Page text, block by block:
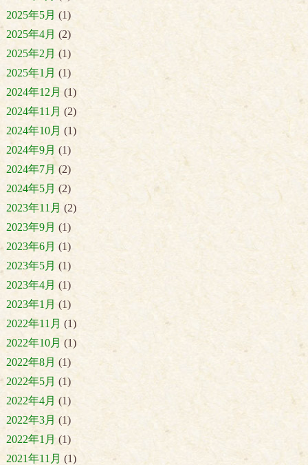
2025年5月 (1)
2025年4月 (2)
2025年2月 (1)
2025年1月 (1)
2024年12月 (1)
2024年11月 (2)
2024年10月 (1)
2024年9月 (1)
2024年7月 (2)
2024年5月 (2)
2023年11月 (2)
2023年9月 (1)
2023年6月 (1)
2023年5月 (1)
2023年4月 (1)
2023年1月 (1)
2022年11月 (1)
2022年10月 (1)
2022年8月 (1)
2022年5月 (1)
2022年4月 (1)
2022年3月 (1)
2022年1月 (1)
2021年11月 (1)